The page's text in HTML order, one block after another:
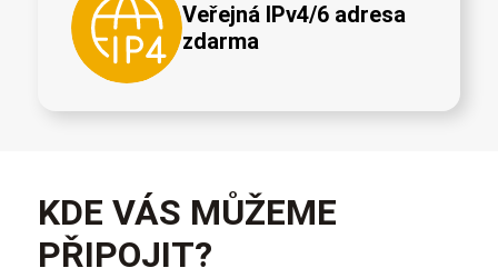
Veřejná IPv4/6 adresa
zdarma
KDE VÁS MŮŽEME
PŘIPOJIT?